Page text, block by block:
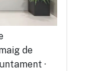
de
·